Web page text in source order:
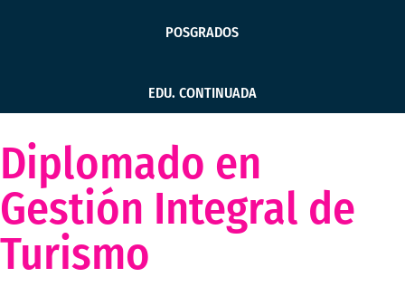
POSGRADOS
EDU. CONTINUADA
Diplomado en
Gestión Integral de
Turismo